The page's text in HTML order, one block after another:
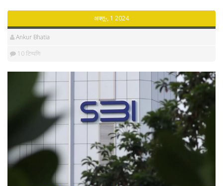
अक्तू॰, 1 2024
Ankur Bhatia
10 टिप्पणि